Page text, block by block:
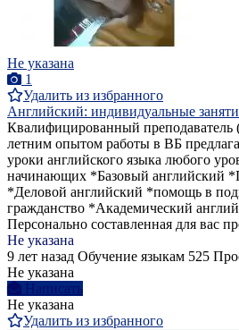
Не указана
1
Удалить из избранного
Английский: индивидуальные
Квалифицированный
летним опытом работы в ВБ
уроки английского языка любого
начинающих *Базовый английский
*Деловой английский *помощь в
гражданство *Академический
Персонально составленная для вас
Не указана
9 лет назад Обучение языкам 525
Не указана
Написать
Не указана
Удалить из избранного